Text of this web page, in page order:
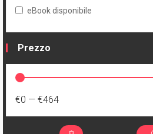
eBook disponibile
Prezzo
€0 — €464